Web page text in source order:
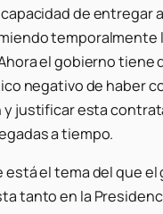
de entregar
temporalmente
el gobierno tiene
negativo de haber
justificar esta
a tiempo.
está el tema del que el
tanto en la